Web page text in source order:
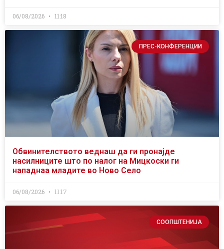
06/08/2026 11:18
ПРЕС-КОНФЕРЕНЦИИ
Обвинителството веднаш да ги пронајде
насилниците што по налог на Мицкоски ги
нападнаа младите во Ново Село
06/08/2026 11:17
СООПШТЕНИЈА